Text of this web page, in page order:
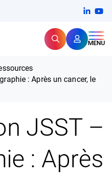
RechercherMENU
et proximité pour
: Après un cancer, le
JSST –
: Après